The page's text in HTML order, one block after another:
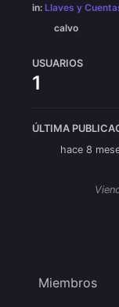
in: Llaves y
calvo
USUARIOS
1
ÚLTIMA
hace 8
Miembros